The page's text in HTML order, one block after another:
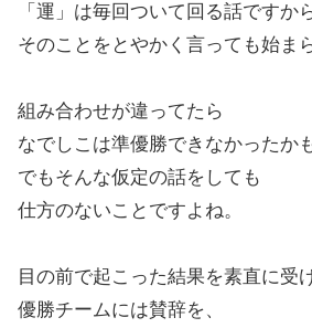
「運」は毎回ついて回る話ですから
そのことをとやかく言っても始ま
組み合わせが違ってたら
なでしこは準優勝できなかったか
でもそんな仮定の話をしても
仕方のないことですよね。
目の前で起こった結果を素直に受
優勝チームには賛辞を、